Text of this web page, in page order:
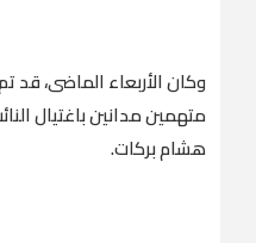
متهمين مدانين باغتيال
هشام بركات.